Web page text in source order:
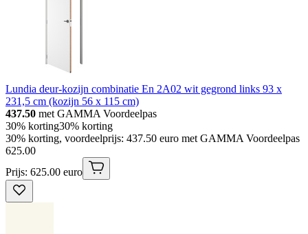
Lundia deur-kozijn combinatie En 2A02 wit gegrond links 93 x
231,5 cm (kozijn 56 x 115 cm)
437.50 met GAMMA Voordeelpas
30% korting30% korting
30% korting, voordeelprijs: 437.50 euro met GAMMA Voordeelpas
625.00
Prijs: 625.00 euro